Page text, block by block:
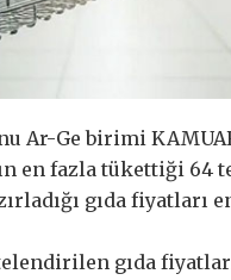
Ar-Ge birimi
en fazla tükettiği 64
gıda fiyatları
gıda